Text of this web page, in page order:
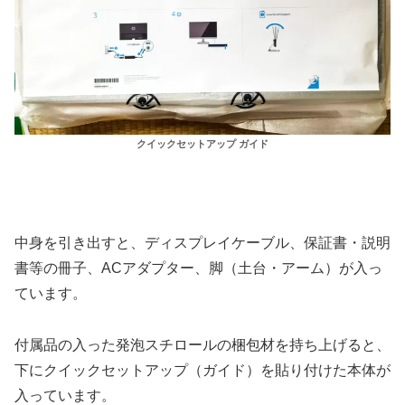
クイックセットアップ ガイド
中身を引き出すと、ディスプレイケーブル、保証書・説明
書等の冊子、ACアダプター、脚（土台・アーム）が入っ
ています。
付属品の入った発泡スチロールの梱包材を持ち上げると、
下にクイックセットアップ（ガイド）を貼り付けた本体が
入っています。